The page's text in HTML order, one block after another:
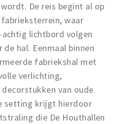
De reis begint al op
waar
achtig lichtbord volgen
hal. Eenmaal binnen
fabriekshal met
verlichting,
van oude
setting krijgt hierdoor
die De Houthallen